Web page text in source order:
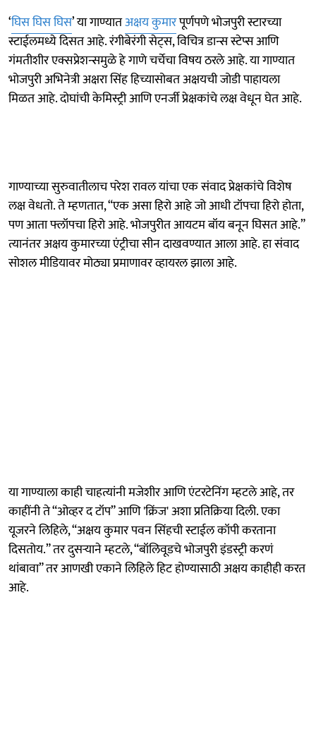
‘घिस घिस घिस’ या गाण्यातअक्षय कुमारपूर्णपणे भोजपुरी स्टारच्या
स्टाईलमध्ये दिसत आहे. रंगीबेरंगी सेट्स, विचित्र डान्स स्टेप्स आणि
गंमतीशीर एक्सप्रेशन्समुळे हे गाणे चर्चेचा विषय ठरले आहे. या गाण्यात
भोजपुरी अभिनेत्री अक्षरा सिंह हिच्यासोबत अक्षयची जोडी पाहायला
मिळत आहे. दोघांची केमिस्ट्री आणि एनर्जी प्रेक्षकांचे लक्ष वेधून घेत आहे.
गाण्याच्या सुरुवातीलाच परेश रावल यांचा एक संवाद प्रेक्षकांचे विशेष
लक्ष वेधतो. ते म्हणतात, “एक असा हिरो आहे जो आधी टॉपचा हिरो होता,
पण आता फ्लॉपचा हिरो आहे. भोजपुरीत आयटम बॉय बनून घिसत आहे.”
त्यानंतर अक्षय कुमारच्या एंट्रीचा सीन दाखवण्यात आला आहे. हा संवाद
सोशल मीडियावर मोठ्या प्रमाणावर व्हायरल झाला आहे.
या गाण्याला काही चाहत्यांनी मजेशीर आणि एंटरटेनिंग म्हटले आहे, तर
काहींनी ते “ओव्हर द टॉप” आणि 'क्रिंज' अशा प्रतिक्रिया दिली. एका
यूजरने लिहिले, “अक्षय कुमार पवन सिंहची स्टाईल कॉपी करताना
दिसतोय.” तर दुसऱ्याने म्हटले, “बॉलिवूडचे भोजपुरी इंडस्ट्री करणं
थांबावा” तर आणखी एकाने लिहिले हिट होण्यासाठी अक्षय काहीही करत
आहे.